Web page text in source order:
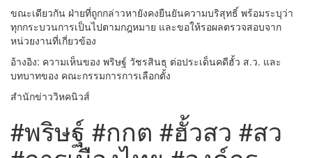
ขณะเดียวกัน ฝ่ายที่ถูกกล่าวหายังคงยืนยันความบริสุทธิ์ พร้อมระบุว่า
ทุกกระบวนการเป็นไปตามกฎหมาย และขอให้รอผลตรวจสอบจาก
หน่วยงานที่เกี่ยวข้อง
อ้างอิง: ความเห็นของ พริษฐ์ วัชรสินธุ ต่อประเด็นคดีฮั้ว ส.ว. และ
บทบาทของ คณะกรรมการการเลือกตั้ง
สำนักข่าววิหคนิวส์
#พริษฐ์ #กกต #ฮั้วสว #สว